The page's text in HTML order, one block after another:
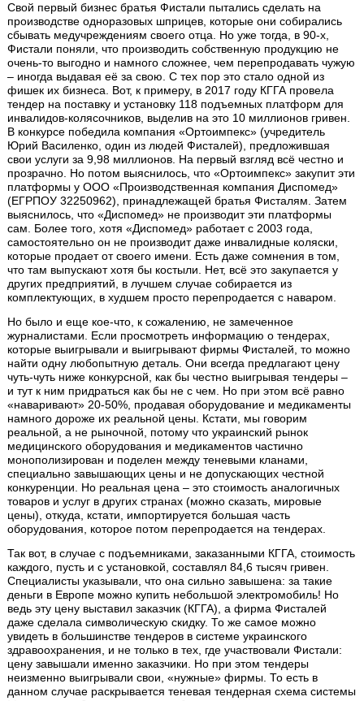
Свой первый бизнес братья Фистали пытались сделать на
производстве одноразовых шприцев, которые они собирались
сбывать медучреждениям своего отца. Но уже тогда, в 90-х,
Фистали поняли, что производить собственную продукцию не
очень-то выгодно и намного сложнее, чем перепродавать чужую
– иногда выдавая её за свою. С тех пор это стало одной из
фишек их бизнеса. Вот, к примеру, в 2017 году КГГА провела
тендер на поставку и установку 118 подъемных платформ для
инвалидов-колясочников, выделив на это 10 миллионов гривен.
В конкурсе победила компания «Ортоимпекс» (учредитель
Юрий Василенко, один из людей Фисталей), предложившая
свои услуги за 9,98 миллионов. На первый взгляд всё честно и
прозрачно. Но потом выяснилось, что «Ортоимпекс» закупит эти
платформы у ООО «Производственная компания Диспомед»
(ЕГРПОУ 32250962), принадлежащей братья Фисталям. Затем
выяснилось, что «Диспомед» не производит эти платформы
сам. Более того, хотя «Диспомед» работает с 2003 года,
самостоятельно он не производит даже инвалидные коляски,
которые продает от своего имени. Есть даже сомнения в том,
что там выпускают хотя бы костыли. Нет, всё это закупается у
других предприятий, в лучшем случае собирается из
комплектующих, в худшем просто перепродается с наваром.
Но было и еще кое-что, к сожалению, не замеченное
журналистами. Если просмотреть информацию о тендерах,
которые выигрывали и выигрывают фирмы Фисталей, то можно
найти одну любопытную деталь. Они всегда предлагают цену
чуть-чуть ниже конкурсной, как бы честно выигрывая тендеры –
и тут к ним придраться как бы не с чем. Но при этом всё равно
«наваривают» 20-50%, продавая оборудование и медикаменты
намного дороже их реальной цены. Кстати, мы говорим
реальной, а не рыночной, потому что украинский рынок
медицинского оборудования и медикаментов частично
монополизирован и поделен между теневыми кланами,
специально завышающих цены и не допускающих честной
конкуренции. Но реальная цена – это стоимость аналогичных
товаров и услуг в других странах (можно сказать, мировые
цены), откуда, кстати, импортируется большая часть
оборудования, которое потом перепродается на тендерах.
Так вот, в случае с подъемниками, заказанными КГГА, стоимость
каждого, пусть и с установкой, составлял 84,6 тысяч гривен.
Специалисты указывали, что она сильно завышена: за такие
деньги в Европе можно купить небольшой электромобиль! Но
ведь эту цену выставил заказчик (КГГА), а фирма Фисталей
даже сделала символическую скидку. То же самое можно
увидеть в большинстве тендеров в системе украинского
здравоохранения, и не только в тех, где участвовали Фистали:
цену завышали именно заказчики. Но при этом тендеры
неизменно выигрывали свои, «нужные» фирмы. То есть в
данном случае раскрывается теневая тендерная схема системы